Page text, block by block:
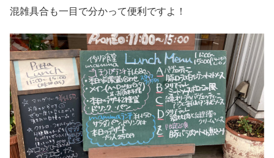
混雑具合も一目で分かって便利ですよ！